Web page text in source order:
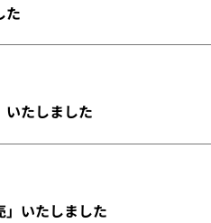
た
たしました
いたしました